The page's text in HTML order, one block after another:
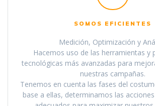
SOMOS EFICIENTES
Medición, Optimización y
Hacemos uso de las herramientas y
tecnológicas más avanzadas para
nuestras campañas.
Tenemos en cuenta las fases del
base a ellas, determinamos las